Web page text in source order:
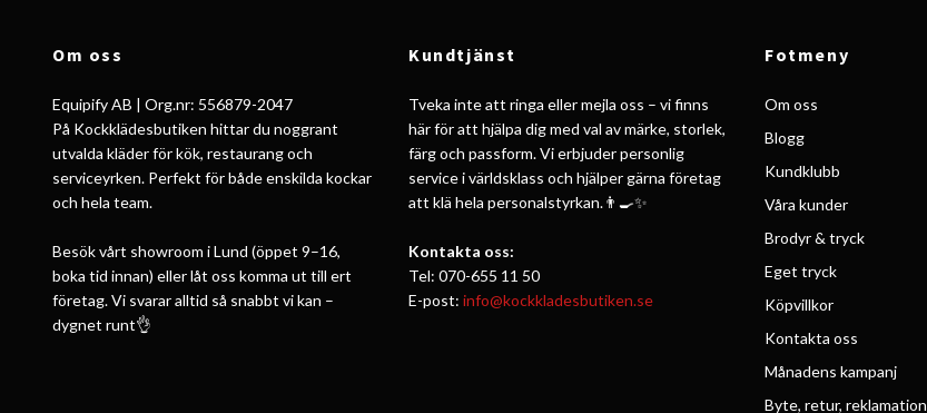
Om oss
Equipify AB | Org.nr: 556879-2047
På Kockklädesbutiken hittar du noggrant
utvalda kläder för kök, restaurang och
serviceyrken. Perfekt för både enskilda kockar
och hela team.
Besök vårt showroom i Lund (öppet 9–16,
boka tid innan) eller låt oss komma ut till ert
företag. Vi svarar alltid så snabbt vi kan –
dygnet runt👌
Kundtjänst
Tveka inte att ringa eller mejla oss – vi finns
här för att hjälpa dig med val av märke, storlek,
färg och passform. Vi erbjuder personlig
service i världsklass och hjälper gärna företag
att klä hela personalstyrkan.👨‍🍳✨
Kontakta oss:
Tel: 070-655 11 50
E-post: info@kockkladesbutiken.se
Fotmeny
Om oss
Blogg
Kundklubb
Våra kunder
Brodyr & tryck
Eget tryck
Köpvillkor
Kontakta oss
Månadens kampanj
Byte, retur, reklamation